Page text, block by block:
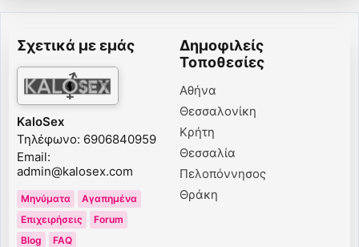
Σχετικά με εμάς
KaloSex
Τηλέφωνο: 6906840959
Email:
admin@kalosex.com
Μηνύματα
Αγαπημένα
Επιχειρήσεις
Forum
Blog
FAQ
Δημοφιλείς
Τοποθεσίες
Αθήνα
Θεσσαλονίκη
Κρήτη
Θεσσαλία
Πελοπόννησος
Θράκη